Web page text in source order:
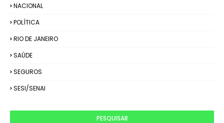
NACIONAL
POLÍTICA
RIO DE JANEIRO
SAÚDE
SEGUROS
SESI/SENAI
PESQUISAR